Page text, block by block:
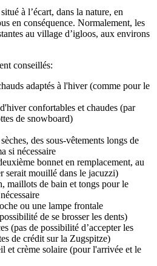
à l’écart, dans la nature, en
en conséquence. Normalement, les
au village d’igloos, aux environs
conseillés:
adaptés à l'hiver (comme pour le
confortables et chaudes (par
de snowboard)
des sous-vêtements longs de
si nécessaire
bonnet en remplacement, au
serait mouillé dans le jacuzzi)
maillots de bain et tongs pour le
ou une lampe frontale
de se brosser les dents)
(pas de possibilité d’accepter les
de crédit sur la Zugspitze)
et crème solaire (pour l'arrivée et le